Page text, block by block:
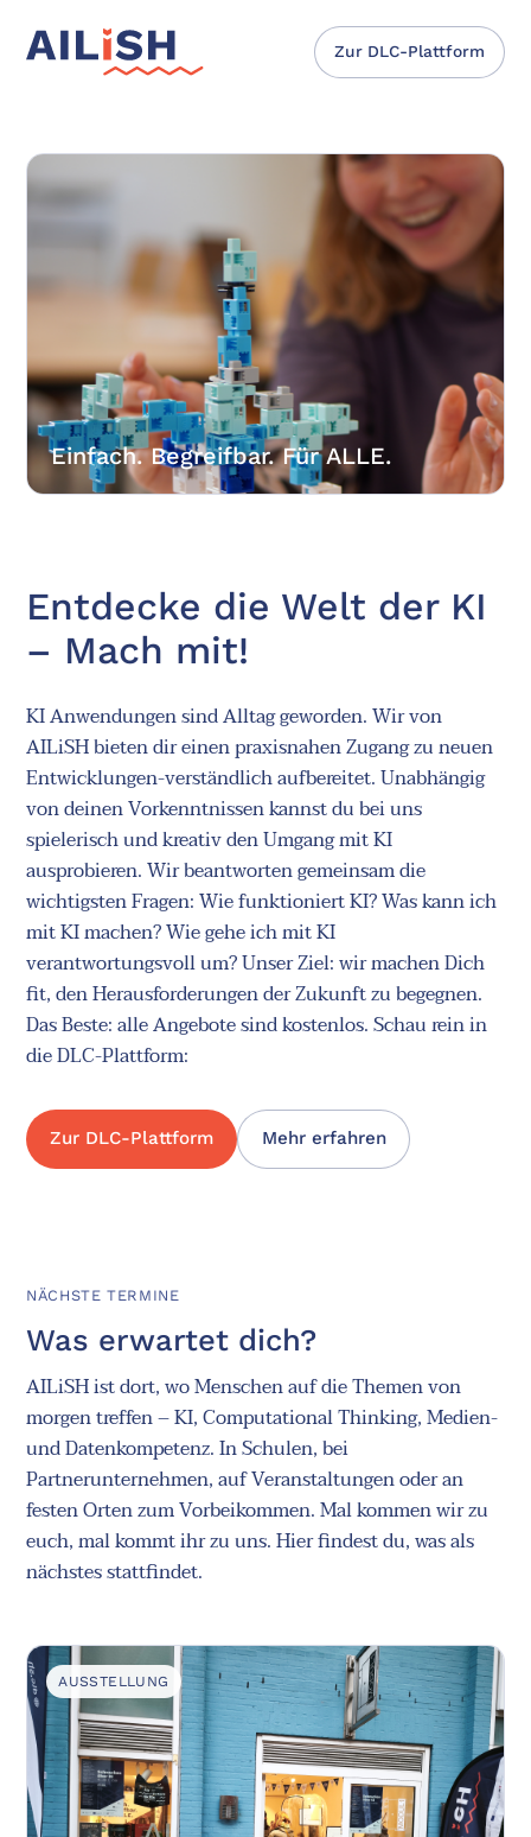
Zur DLC-Plattform
Entdecke die Welt der KI
– Mach mit!
KI Anwendungen sind Alltag geworden. Wir von
AILiSH bieten dir einen praxisnahen Zugang zu neuen
Entwicklungen-verständlich aufbereitet. Unabhängig
von deinen Vorkenntnissen kannst du bei uns
spielerisch und kreativ den Umgang mit KI
ausprobieren. Wir beantworten gemeinsam die
wichtigsten Fragen: Wie funktioniert KI? Was kann ich
mit KI machen? Wie gehe ich mit KI
verantwortungsvoll um? Unser Ziel: wir machen Dich
fit, den Herausforderungen der Zukunft zu begegnen.
Das Beste: alle Angebote sind kostenlos. Schau rein in
die DLC-Plattform:
Zur DLC-Plattform Mehr erfahren
Einfach. Begreifbar. Für ALLE.
NÄCHSTE TERMINE
Was erwartet dich?
AILiSH ist dort, wo Menschen auf die Themen von
morgen treffen – KI, Computational Thinking, Medien-
und Datenkompetenz. In Schulen, bei
Partnerunternehmen, auf Veranstaltungen oder an
festen Orten zum Vorbeikommen. Mal kommen wir zu
euch, mal kommt ihr zu uns. Hier findest du, was als
nächstes stattfindet.
AUSSTELLUNG